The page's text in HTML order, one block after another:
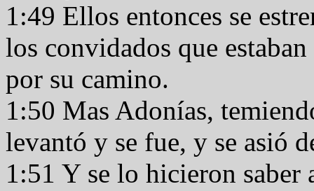
1:49 Ellos entonces se
los convidados que
por su camino.
1:50 Mas Adonías,
levantó y se fue, y se asió
1:51 Y se lo hicieron